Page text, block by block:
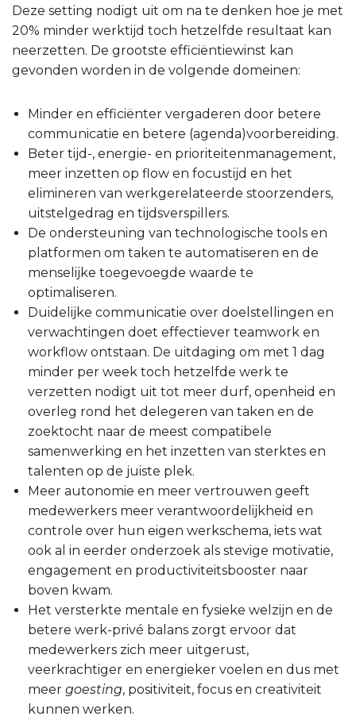
Deze setting nodigt uit om na te denken hoe je met
20% minder werktijd toch hetzelfde resultaat kan
neerzetten. De grootste efficiëntiewinst kan
gevonden worden in de volgende domeinen:
Minder en efficiënter vergaderen door betere
communicatie en betere (agenda)voorbereiding.
Beter tijd-, energie- en prioriteitenmanagement,
meer inzetten op flow en focustijd en het
elimineren van werkgerelateerde stoorzenders,
uitstelgedrag en tijdsverspillers.
De ondersteuning van technologische tools en
platformen om taken te automatiseren en de
menselijke toegevoegde waarde te
optimaliseren.
Duidelijke communicatie over doelstellingen en
verwachtingen doet effectiever teamwork en
workflow ontstaan. De uitdaging om met 1 dag
minder per week toch hetzelfde werk te
verzetten nodigt uit tot meer durf, openheid en
overleg rond het delegeren van taken en de
zoektocht naar de meest compatibele
samenwerking en het inzetten van sterktes en
talenten op de juiste plek.
Meer autonomie en meer vertrouwen geeft
medewerkers meer verantwoordelijkheid en
controle over hun eigen werkschema, iets wat
ook al in eerder onderzoek als stevige motivatie,
engagement en productiviteitsbooster naar
boven kwam.
Het versterkte mentale en fysieke welzijn en de
betere werk-privé balans zorgt ervoor dat
medewerkers zich meer uitgerust,
veerkrachtiger en energieker voelen en dus met
meer goesting, positiviteit, focus en creativiteit
kunnen werken.